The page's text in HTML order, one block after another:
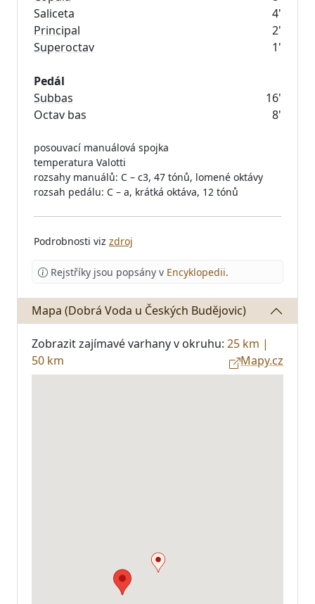
Saliceta
4'
Principal
2'
Superoctav
1'
Pedál
Subbas
16'
Octav bas
8'
posouvací manuálová spojka
temperatura Valotti
rozsahy manuálů: C – c3, 47 tónů, lomené oktávy
rozsah pedálu: C – a, krátká oktáva, 12 tónů
Podrobnosti viz zdroj
Rejstříky jsou popsány v Encyklopedii.
Mapa (Dobrá Voda u Českých Budějovic)
Zobrazit zajímavé varhany v okruhu: 25 km |
50 km
Mapy.cz